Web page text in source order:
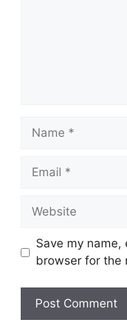
Name
Email
Website
Save my
browser for the